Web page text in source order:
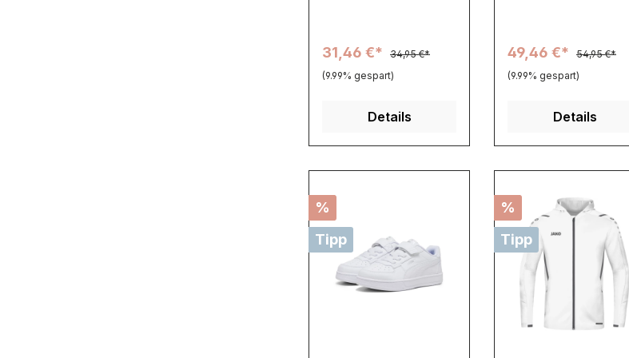
31,46 €*
34,95 €*
(9.99% gespart)
Details
49,46 €*
54,95 €*
(9.99% gespart)
Details
%
Tipp
%
Tipp